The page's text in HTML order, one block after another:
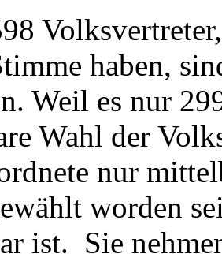
haben,
Weil es nur
Wahl der
nur
worden
ist. Sie